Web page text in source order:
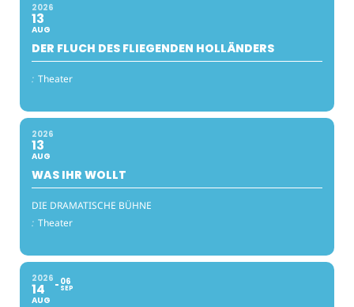
2026
13
AUG
DER FLUCH DES FLIEGENDEN HOLLÄNDERS
: Theater
2026
13
AUG
WAS IHR WOLLT
DIE DRAMATISCHE BÜHNE
: Theater
2026
14
AUG
06
SEP